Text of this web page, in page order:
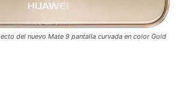
del nuevo Mate 9 pantalla curvada en color Gold